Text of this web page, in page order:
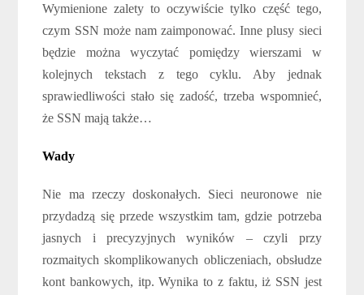
Wymienione zalety to oczywiście tylko część tego,
czym SSN może nam zaimponować. Inne plusy sieci
będzie można wyczytać pomiędzy wierszami w
kolejnych tekstach z tego cyklu. Aby jednak
sprawiedliwości stało się zadość, trzeba wspomnieć,
że SSN mają także…
Wady
Nie ma rzeczy doskonałych. Sieci neuronowe nie
przydadzą się przede wszystkim tam, gdzie potrzeba
jasnych i precyzyjnych wyników – czyli przy
rozmaitych skomplikowanych obliczeniach, obsłudze
kont bankowych, itp. Wynika to z faktu, iż SSN jest